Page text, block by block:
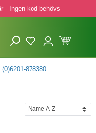
- Ingen kod behövs
(0)6201-878380